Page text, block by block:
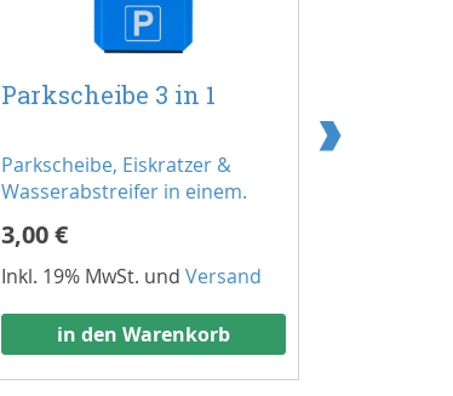
Parkscheibe 3 in 1
Parkscheibe, Eiskratzer &
Wasserabstreifer in einem.
3,00 €
Inkl. 19% MwSt. und Versand
in den Warenkorb
- Torx-20